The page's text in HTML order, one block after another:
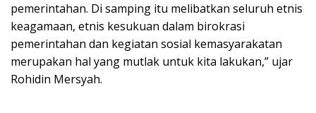
pemerintahan. Di samping itu melibatkan seluruh etnis
keagamaan, etnis kesukuan dalam birokrasi
pemerintahan dan kegiatan sosial kemasyarakatan
merupakan hal yang mutlak untuk kita lakukan,” ujar
Rohidin Mersyah.